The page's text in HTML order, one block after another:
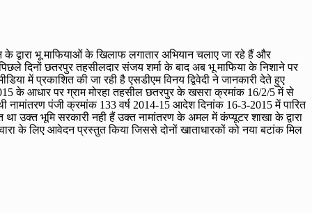
द्वारा भू माफियाओं के खिलाफ लगातार अभियान चलाए जा रहे हैं और
दिनों छतरपुर तहसीलदार संजय शर्मा के बाद अब भू माफिया के निशाने पर
में प्रकाशित की जा रही है एसडीएम विनय द्विवेदी ने जानकारी देते हुए
के आधार पर ग्राम मोरहा तहसील छतरपुर के खसरा क्रमांक 16/2/5 में से
नामांतरण पंजी क्रमांक 133 वर्ष 2014-15 आदेश दिनांक 16-3-2015 में पारित
था उक्त भूमि सरकारी नही हैं उक्त नामांतरण के अमल में कंप्यूटर शाखा के द्वारा
के लिए आवेदन प्रस्तुत किया जिससे दोनों खाताधारकों को नया बटांक मिल